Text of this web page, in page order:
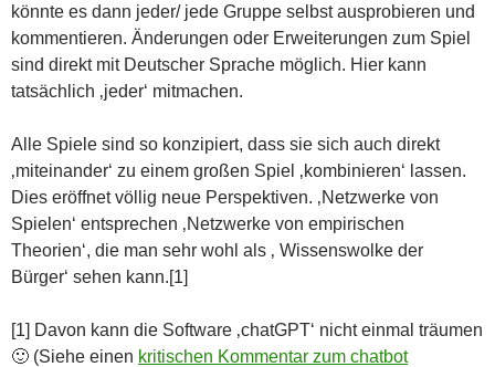
könnte es dann jeder/ jede Gruppe selbst ausprobieren und
kommentieren. Änderungen oder Erweiterungen zum Spiel
sind direkt mit Deutscher Sprache möglich. Hier kann
tatsächlich ‚jeder‘ mitmachen.
Alle Spiele sind so konzipiert, dass sie sich auch direkt
‚miteinander‘ zu einem großen Spiel ‚kombinieren‘ lassen.
Dies eröffnet völlig neue Perspektiven. ‚Netzwerke von
Spielen‘ entsprechen ‚Netzwerke von empirischen
Theorien‘, die man sehr wohl als ‚ Wissenswolke der
Bürger‘ sehen kann.[1]
[1] Davon kann die Software ‚chatGPT‘ nicht einmal träumen
🙂 (Siehe einen kritischen Kommentar zum chatbot